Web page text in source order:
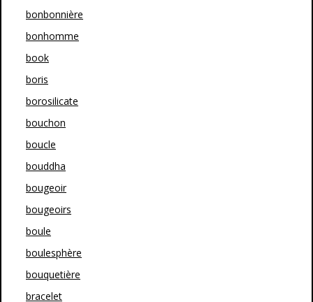
bonbonnière
bonhomme
book
boris
borosilicate
bouchon
boucle
bouddha
bougeoir
bougeoirs
boule
boulesphère
bouquetière
bracelet